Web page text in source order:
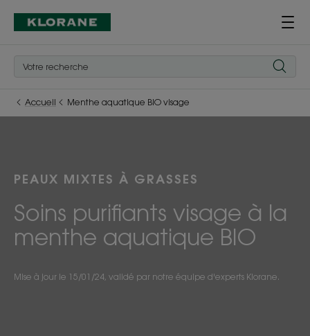
Accueil Menthe aquatique BIO visage
PEAUX MIXTES À GRASSES
Soins purifiants visage à la
menthe aquatique BIO
Mise à jour le 15/01/24, validé par notre équipe d'experts Klorane.